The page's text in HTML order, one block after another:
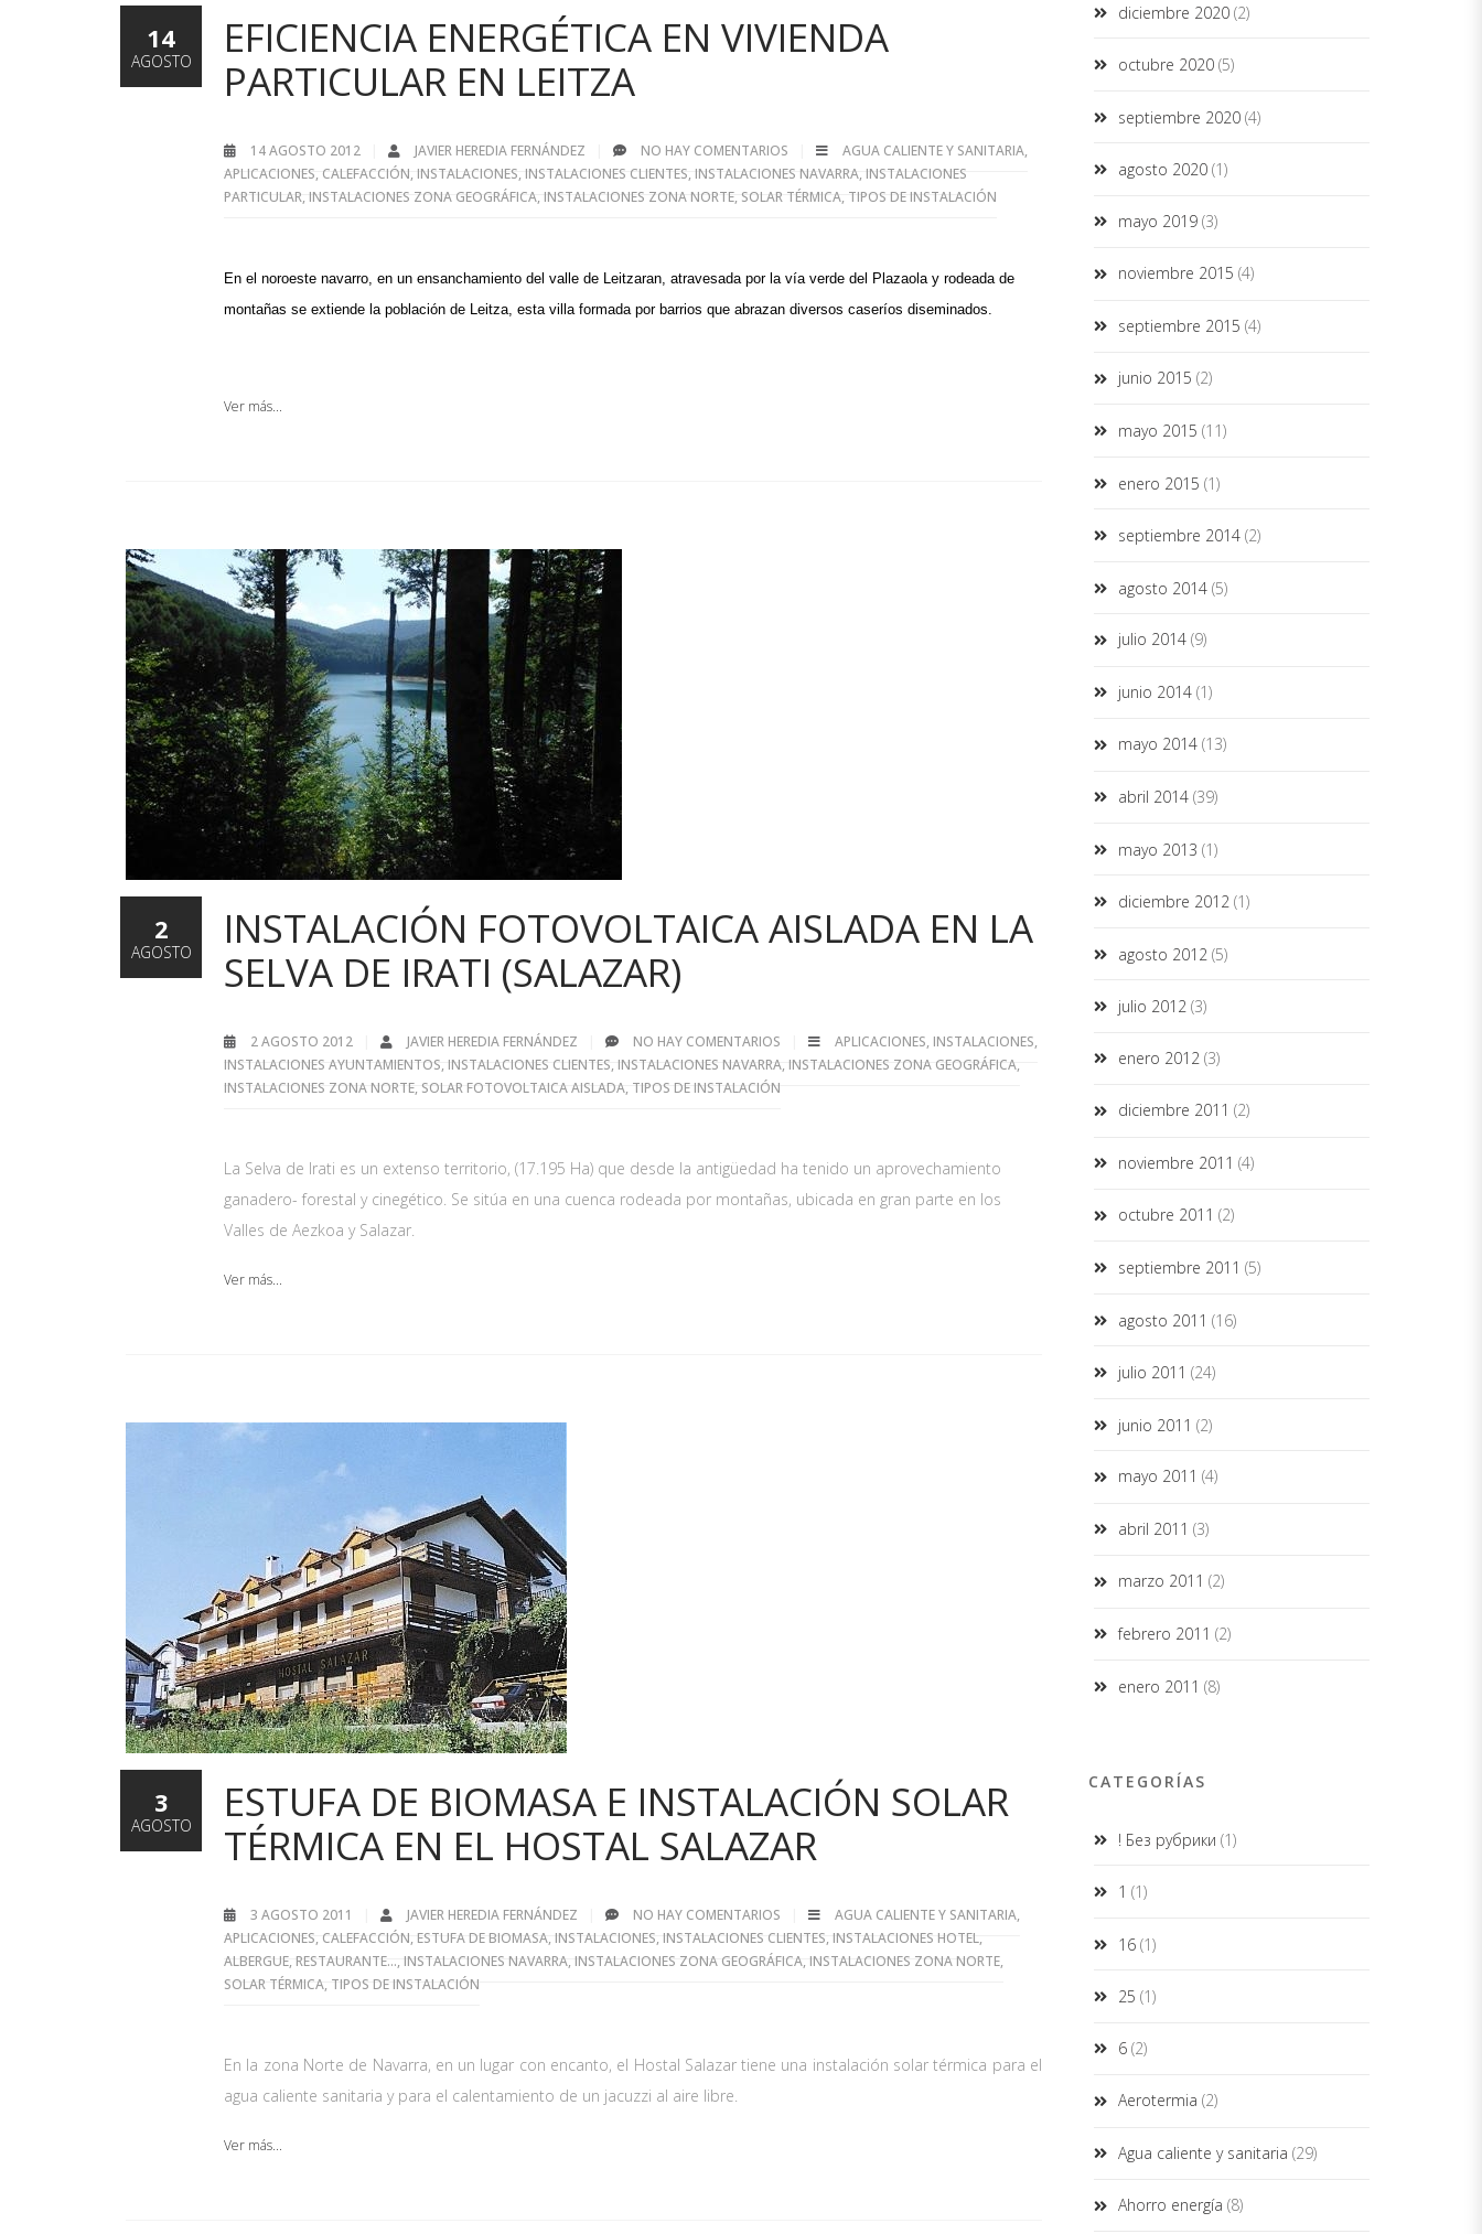
EFICIENCIA ENERGÉTICA EN VIVIENDA
PARTICULAR EN LEITZA
14 AGOSTO 2012 JAVIER HEREDIA FERNÁNDEZ NO HAY COMENTARIOS AGUA CALIENTE Y SANITARIA,
APLICACIONES, CALEFACCIÓN, INSTALACIONES, INSTALACIONES CLIENTES, INSTALACIONES NAVARRA, INSTALACIONES
PARTICULAR, INSTALACIONES ZONA GEOGRÁFICA, INSTALACIONES ZONA NORTE, SOLAR TÉRMICA, TIPOS DE INSTALACIÓN
En el noroeste navarro, en un ensanchamiento del valle de Leitzaran, atravesada por la vía verde del Plazaola y rodeada de
montañas se extiende la población de Leitza, esta villa formada por barrios que abrazan diversos caseríos diseminados.
Ver más...
14
AGOSTO
INSTALACIÓN FOTOVOLTAICA AISLADA EN LA
SELVA DE IRATI (SALAZAR)
2 AGOSTO 2012 JAVIER HEREDIA FERNÁNDEZ NO HAY COMENTARIOS APLICACIONES, INSTALACIONES,
INSTALACIONES AYUNTAMIENTOS, INSTALACIONES CLIENTES, INSTALACIONES NAVARRA, INSTALACIONES ZONA GEOGRÁFICA,
INSTALACIONES ZONA NORTE, SOLAR FOTOVOLTAICA AISLADA, TIPOS DE INSTALACIÓN
La Selva de Irati es un extenso territorio, (17.195 Ha) que desde la antigüedad ha tenido un aprovechamiento
ganadero- forestal y cinegético. Se sitúa en una cuenca rodeada por montañas, ubicada en gran parte en los
Valles de Aezkoa y Salazar.
Ver más...
2
AGOSTO
ESTUFA DE BIOMASA E INSTALACIÓN SOLAR
TÉRMICA EN EL HOSTAL SALAZAR
3 AGOSTO 2011 JAVIER HEREDIA FERNÁNDEZ NO HAY COMENTARIOS AGUA CALIENTE Y SANITARIA,
APLICACIONES, CALEFACCIÓN, ESTUFA DE BIOMASA, INSTALACIONES, INSTALACIONES CLIENTES, INSTALACIONES HOTEL,
ALBERGUE, RESTAURANTE..., INSTALACIONES NAVARRA, INSTALACIONES ZONA GEOGRÁFICA, INSTALACIONES ZONA NORTE,
SOLAR TÉRMICA, TIPOS DE INSTALACIÓN
En la zona Norte de Navarra, en un lugar con encanto, el Hostal Salazar tiene una instalación solar térmica para el
agua caliente sanitaria y para el calentamiento de un jacuzzi al aire libre.
Ver más...
3
AGOSTO
diciembre 2020 (2)
octubre 2020 (5)
septiembre 2020 (4)
agosto 2020 (1)
mayo 2019 (3)
noviembre 2015 (4)
septiembre 2015 (4)
junio 2015 (2)
mayo 2015 (11)
enero 2015 (1)
septiembre 2014 (2)
agosto 2014 (5)
julio 2014 (9)
junio 2014 (1)
mayo 2014 (13)
abril 2014 (39)
mayo 2013 (1)
diciembre 2012 (1)
agosto 2012 (5)
julio 2012 (3)
enero 2012 (3)
diciembre 2011 (2)
noviembre 2011 (4)
octubre 2011 (2)
septiembre 2011 (5)
agosto 2011 (16)
julio 2011 (24)
junio 2011 (2)
mayo 2011 (4)
abril 2011 (3)
marzo 2011 (2)
febrero 2011 (2)
enero 2011 (8)
CATEGORÍAS
! Без рубрики (1)
1 (1)
16 (1)
25 (1)
6 (2)
Aerotermia (2)
Agua caliente y sanitaria (29)
Ahorro energía (8)